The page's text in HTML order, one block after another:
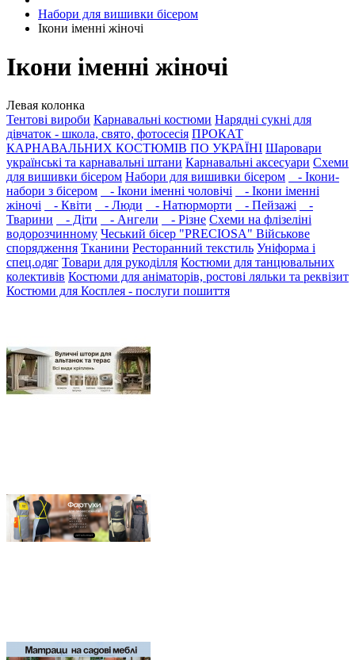
Набори для вишивки бісером
Ікони іменні жіночі
Ікони іменні жіночі
Левая колонка
Тентові вироби Карнавальні костюми Нарядні сукні для
дівчаток - школа, свято, фотосесія ПРОКАТ
КАРНАВАЛЬНИХ КОСТЮМІВ ПО УКРАЇНІ Шаровари
українські та карнавальні штани Карнавальні аксесуари Схеми
для вишивки бісером Набори для вишивки бісером
- Ікони-
набори з бісером
- Ікони іменні чоловічі
- Ікони іменні
жіночі
- Квіти - Люди - Натюрморти - Пейзажі
-
Тварини
- Діти - Ангели - Різне Схеми на флізеліні
водорозчинному Чеський бісер "PRECIOSA" Військове
спорядження Тканини Ресторанний текстиль Уніформа і
спец.одяг Товари для рукоділля Костюми для танцювальних
колективів Костюми для аніматорів, ростові ляльки та реквізит
Костюми для Косплея - послуги пошиття